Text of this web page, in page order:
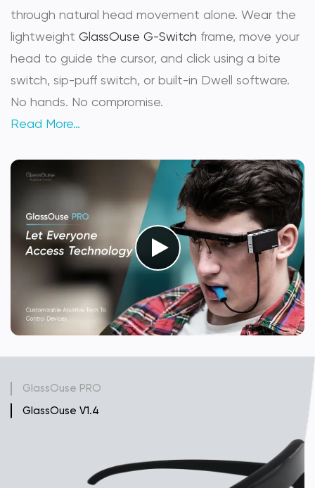
through natural head movement alone. Wear the
lightweight GlassOuse G-Switch frame, move your
head to guide the cursor, and click using a bite
switch, sip-puff switch, or built-in Dwell software.
No hands. No compromise.
Read More…
GlassOuse PRO
GlassOuse V1.4